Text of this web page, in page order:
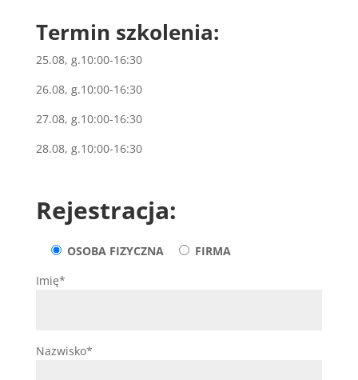
Termin szkolenia:
25.08, g.10:00-16:30
26.08, g.10:00-16:30
27.08, g.10:00-16:30
28.08, g.10:00-16:30
Rejestracja:
OSOBA FIZYCZNA
FIRMA
Imię*
Nazwisko*